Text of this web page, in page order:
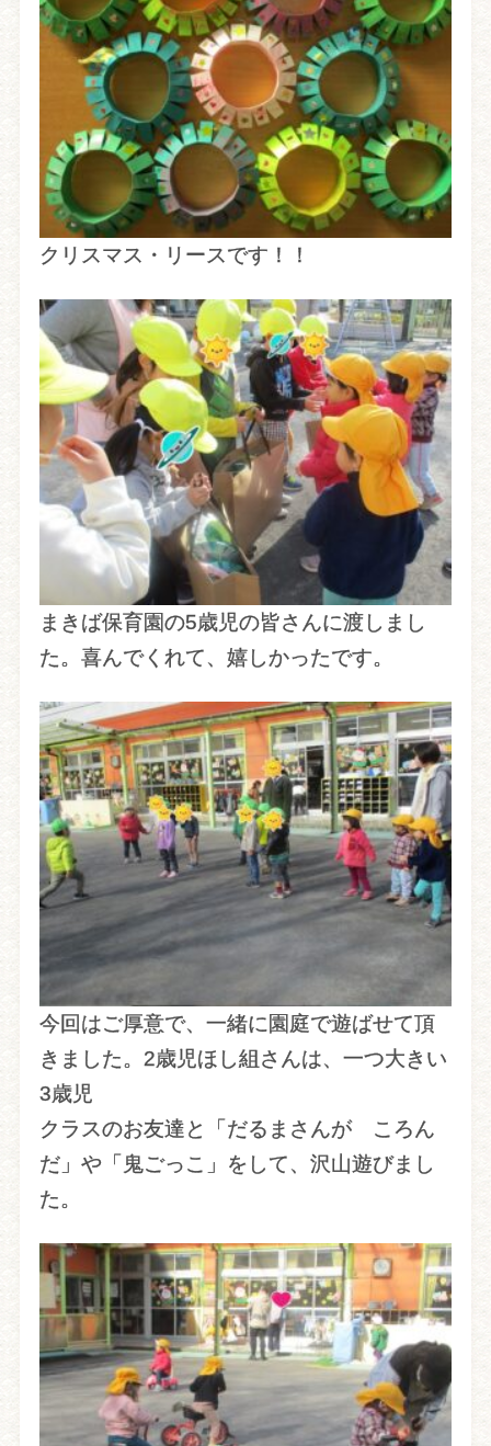
クリスマス・リースです！！
まきば保育園の5歳児の皆さんに渡しまし
た。喜んでくれて、嬉しかったです。
今回はご厚意で、一緒に園庭で遊ばせて頂
きました。2歳児ほし組さんは、一つ大きい
3歳児
クラスのお友達と「だるまさんが ころん
だ」や「鬼ごっこ」をして、沢山遊びまし
た。